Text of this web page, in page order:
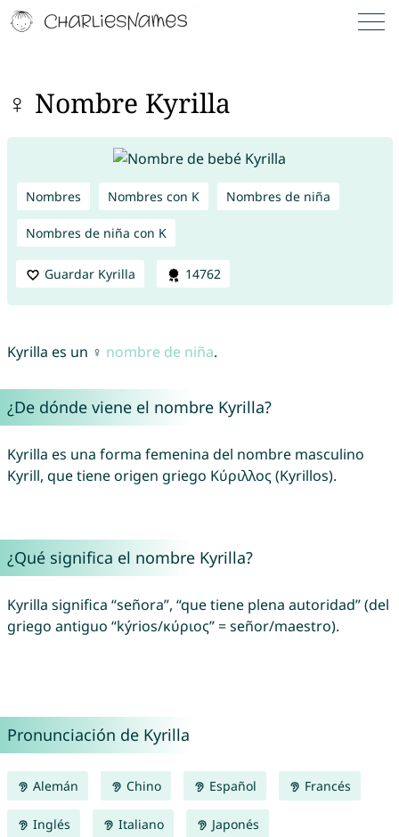
♀ Nombre Kyrilla
Nombres Nombres con K Nombres de niña
Nombres de niña con K
Guardar Kyrilla 14762
Kyrilla es un ♀ nombre de niña.
¿De dónde viene el nombre Kyrilla?
Kyrilla es una forma femenina del nombre masculino
Kyrill, que tiene origen griego Κύριλλος (Kyrillos).
¿Qué significa el nombre Kyrilla?
Kyrilla significa “señora”, “que tiene plena autoridad” (del
griego antiguo “kýrios/κύριος” = señor/maestro).
Pronunciación de Kyrilla
Alemán Chino Español Francés
Inglés Italiano Japonés